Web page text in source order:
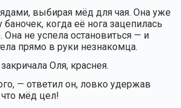
выбирая мёд для чая. Она уже
баночек, когда её нога зацепилась
Она не успела остановиться — и
прямо в руки незнакомца.
Оля, краснея.
— ответил он, ловко удержав
мёд цел!